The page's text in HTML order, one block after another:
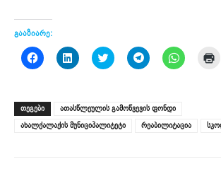
გააზიარე:
Click
to
(Opens
in
new
window)
Click
to
(Opens
in
new
window)
Click
to
(Opens
in
new
window)
Click
to
(Opens
in
new
window)
Click
to
new
window)
ᲗᲔᲒᲔᲑᲘ
ათასწლეულის გამოწვევის ფონდი
ახალქალაქის მუნიციპალიტეტი
რეაბილიტაცია